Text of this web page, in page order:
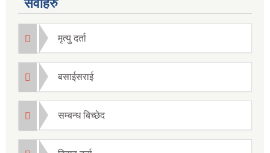
सेवाहरु
मृत्यु दर्ता
बसाईसराई
सम्बन्ध बिच्छेद